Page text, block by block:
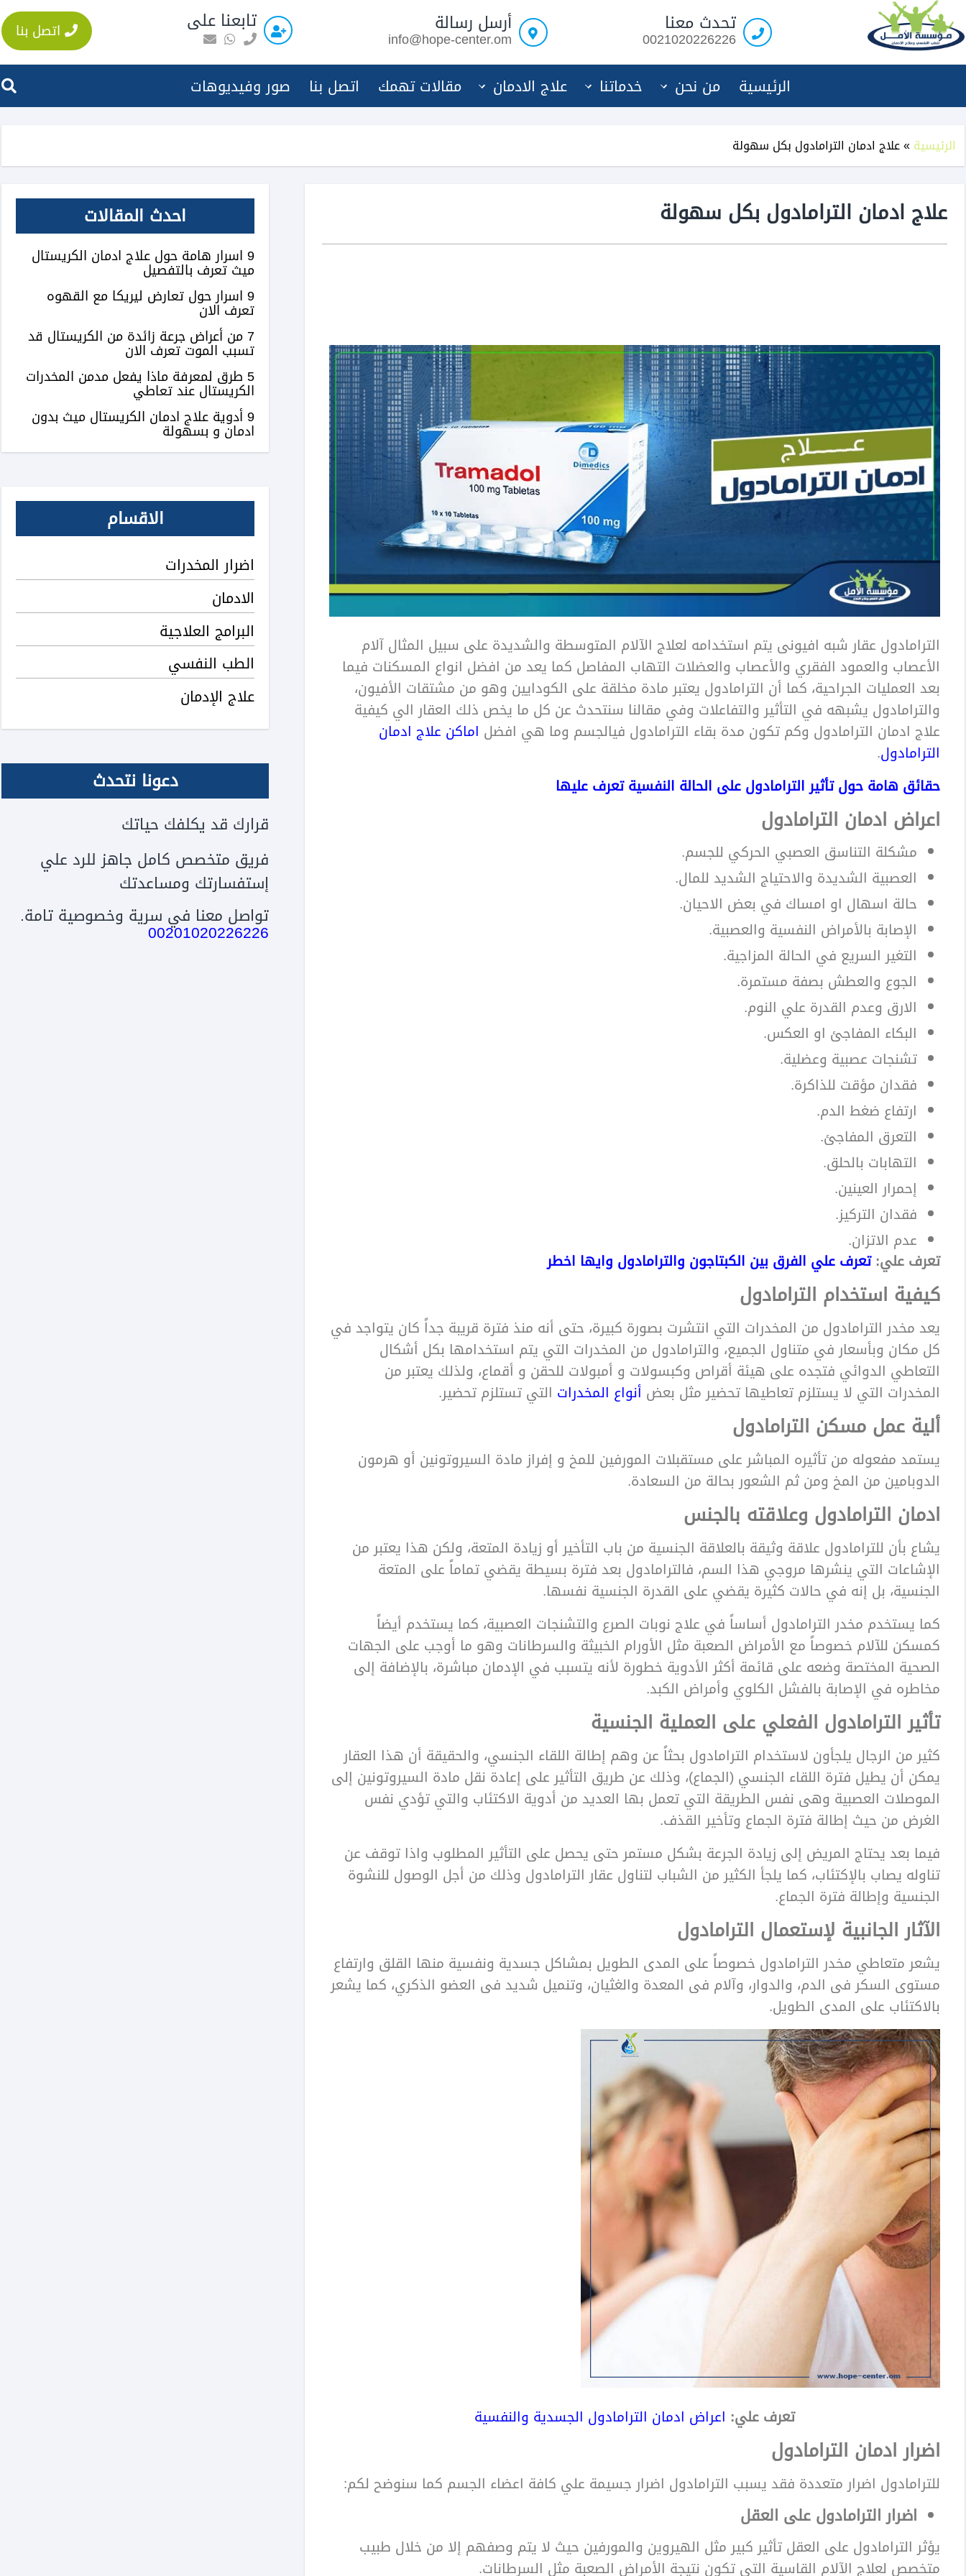
تحدث معنا
0021020226226
أرسل رسالة
info@hope-center.om
تابعنا على اتصل بنا
الرئيسية من نحن خدماتنا علاج الادمان مقالات تهمك اتصل بنا صور وفيديوهات
الرئيسية»علاج ادمان الترامادول بكل سهولة
علاج ادمان الترامادول بكل سهولة
الترامادول عقار شبه افيونى يتم استخدامه لعلاج الآلام المتوسطة والشديدة على سبيل المثال آلام
الأعصاب والعمود الفقري والأعصاب والعضلات التهاب المفاصل كما يعد من افضل انواع المسكنات فيما
بعد العمليات الجراحية، كما أن الترامادول يعتبر مادة مخلقة على الكودايين وهو من مشتقات الأفيون،
والترامادول يشبهه في التأثير والتفاعلات وفي مقالنا سنتحدث عن كل ما يخص ذلك العقار الي كيفية
علاج ادمان الترامادول وكم تكون مدة بقاء الترامادول فيالجسم وما هي افضل اماكن علاج ادمان
الترامادول.
حقائق هامة حول تأثير الترامادول على الحالة النفسية تعرف عليها
اعراض ادمان الترامادول
مشكلة التناسق العصبي الحركي للجسم.
العصبية الشديدة والاحتياج الشديد للمال.
حالة اسهال او امساك في بعض الاحيان.
الإصابة بالأمراض النفسية والعصبية.
التغير السريع في الحالة المزاجية.
الجوع والعطش بصفة مستمرة.
الارق وعدم القدرة علي النوم.
البكاء المفاجئ او العكس.
تشنجات عصبية وعضلية.
فقدان مؤقت للذاكرة.
ارتفاع ضغط الدم.
التعرق المفاجئ.
التهابات بالحلق.
إحمرار العينين.
فقدان التركيز.
عدم الاتزان.
تعرف علي:تعرف علي الفرق بين الكبتاجون والترامادول وايها اخطر
كيفية استخدام الترامادول
يعد مخدر الترامادول من المخدرات التي انتشرت بصورة كبيرة، حتى أنه منذ فترة قريبة جداً كان يتواجد في
كل مكان وبأسعار في متناول الجميع، والترامادول من المخدرات التي يتم استخدامها بكل أشكال
التعاطي الدوائي فتجده على هيئة أقراص وكبسولات و أمبولات للحقن و أقماع، ولذلك يعتبر من
المخدرات التي لا يستلزم تعاطيها تحضير مثل بعض أنواع المخدرات التي تستلزم تحضير.
ألية عمل مسكن الترامادول
يستمد مفعوله من تأثيره المباشر على مستقبلات المورفين للمخ و إفراز مادة السيروتونين أو هرمون
الدوبامين من المخ ومن ثم الشعور بحالة من السعادة.
ادمان الترامادول وعلاقته بالجنس
يشاع بأن للترامادول علاقة وثيقة بالعلاقة الجنسية من باب التأخير أو زيادة المتعة، ولكن هذا يعتبر من
الإشاعات التي ينشرها مروجي هذا السم، فالترامادول بعد فترة بسيطة يقضي تماماً على المتعة
الجنسية، بل إنه في حالات كثيرة يقضي على القدرة الجنسية نفسها.
كما يستخدم مخدر الترامادول أساساً في علاج نوبات الصرع والتشنجات العصبية، كما يستخدم أيضاً
كمسكن للآلام خصوصاً مع الأمراض الصعبة مثل الأورام الخبيثة والسرطانات وهو ما أوجب على الجهات
الصحية المختصة وضعه على قائمة أكثر الأدوية خطورة لأنه يتسبب في الإدمان مباشرة، بالإضافة إلى
مخاطره في الإصابة بالفشل الكلوي وأمراض الكبد.
تأثير الترامادول الفعلي على العملية الجنسية
كثير من الرجال يلجأون لاستخدام الترامادول بحثاً عن وهم إطالة اللقاء الجنسي، والحقيقة أن هذا العقار
يمكن أن يطيل فترة اللقاء الجنسي (الجماع)، وذلك عن طريق التأثير على إعادة نقل مادة السيروتونين إلى
الموصلات العصبية وهى نفس الطريقة التي تعمل بها العديد من أدوية الاكتئاب والتي تؤدي نفس
الغرض من حيث إطالة فترة الجماع وتأخير القذف.
فيما بعد يحتاج المريض إلى زيادة الجرعة بشكل مستمر حتى يحصل على التأثير المطلوب واذا توقف عن
تناوله يصاب بالإكتئاب، كما يلجأ الكثير من الشباب لتناول عقار الترامادول وذلك من أجل الوصول للنشوة
الجنسية وإطالة فترة الجماع.
الآثار الجانبية لإستعمال الترامادول
يشعر متعاطي مخدر الترامادول خصوصاً على المدى الطويل بمشاكل جسدية ونفسية منها القلق وارتفاع
مستوى السكر فى الدم، والدوار، وآلام فى المعدة والغثيان، وتنميل شديد فى العضو الذكري، كما يشعر
بالاكتئاب على المدى الطويل.
تعرف علي: اعراض ادمان الترامادول الجسدية والنفسية
اضرار ادمان الترامادول
للترامادول اضرار متعددة فقد يسبب الترامادول اضرار جسيمة علي كافة اعضاء الجسم كما سنوضح لكم:
اضرار الترامادول على العقل
يؤثر الترامادول على العقل تأثير كبير مثل الهيروين والمورفين حيث لا يتم وصفهم إلا من خلال طبيب
متخصص لعلاج الآلام القاسية التي تكون نتيجة الأمراض الصعبة مثل السرطانات.
احدث المقالات
9 اسرار هامة حول علاج ادمان الكريستال
ميث تعرف بالتفصيل
9 اسرار حول تعارض ليريكا مع القهوه
تعرف الان
7 من أعراض جرعة زائدة من الكريستال قد
تسبب الموت تعرف الان
5 طرق لمعرفة ماذا يفعل مدمن المخدرات
الكريستال عند تعاطي
9 أدوية علاج ادمان الكريستال ميث بدون
ادمان و بسهولة
الاقسام
اضرار المخدرات
الادمان
البرامج العلاجية
الطب النفسي
علاج الإدمان
دعونا نتحدث
قرارك قد يكلفك حياتك
فريق متخصص كامل جاهز للرد علي
إستفسارتك ومساعدتك
تواصل معنا في سرية وخصوصية تامة.
00201020226226